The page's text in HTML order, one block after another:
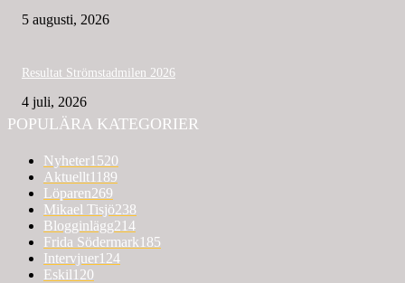
5 augusti, 2026
Resultat Strömstadmilen 2026
4 juli, 2026
POPULÄRA KATEGORIER
Nyheter1520
Aktuellt1189
Löparen269
Mikael Tisjö238
Blogginlägg214
Frida Södermark185
Intervjuer124
Eskil120